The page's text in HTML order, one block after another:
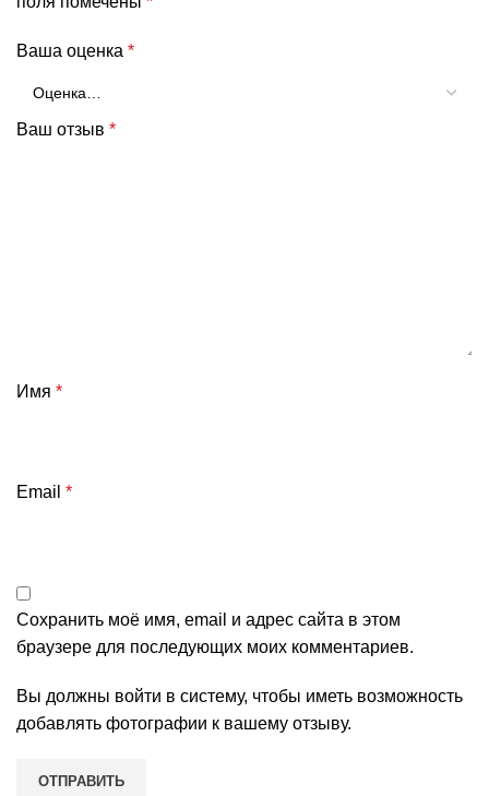
Ваша оценка *
Ваш отзыв *
Имя *
Email *
Сохранить моё имя, email и адрес сайта в этом
браузере для последующих моих комментариев.
Вы должны войти в систему, чтобы иметь возможность
добавлять фотографии к вашему отзыву.